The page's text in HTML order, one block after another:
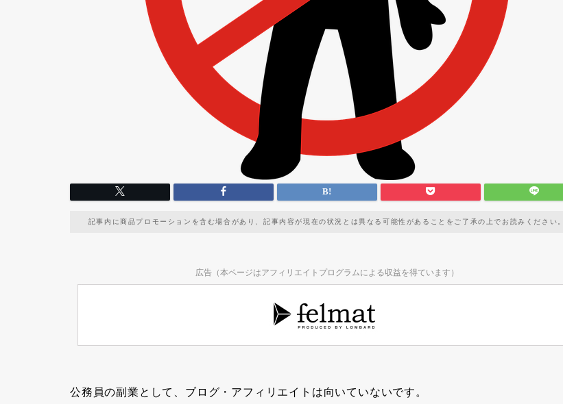
記事内に商品プロモーションを含む場合があり、記事内容が現在の状況とは異なる可能性があることをご了承の上でお読みください。
広告（本ページはアフィリエイトプログラムによる収益を得ています）
公務員の副業として、ブログ・アフィリエイトは向いていないです。